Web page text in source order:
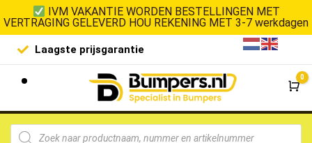
IVM VAKANTIE WORDEN BESTELLINGEN MET
VERTRAGING GELEVERD HOU REKENING MET 3-7 werkdagen
Laagste prijsgarantie De
0